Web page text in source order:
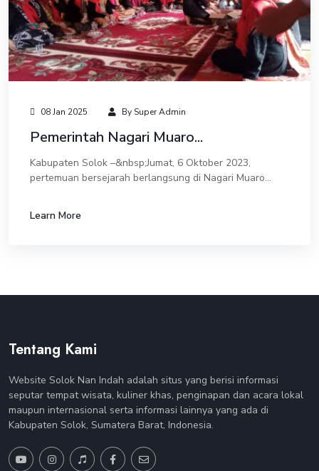
08 Jan 2025 By Super Admin
Pemerintah Nagari Muaro...
Kabupaten Solok –&nbsp;Jumat, 6 Oktober 2023,
pertemuan bersejarah berlangsung di Nagari Muaro
pemeri...
Learn More
Tentang Kami
Website Solok Nan Indah adalah situs yang berisi informasi
seputar tempat wisata, kuliner khas, penginapan dan acara lokal
maupun internasional serta informasi lainnya yang ada di
Kabupaten Solok, Sumatera Barat, Indonesia.